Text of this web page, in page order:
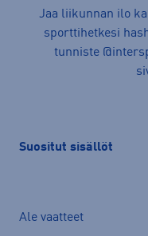
Jaa liikunnan ilo
sporttihetkesi
tunniste
Suositut sisällöt
Ale vaatteet